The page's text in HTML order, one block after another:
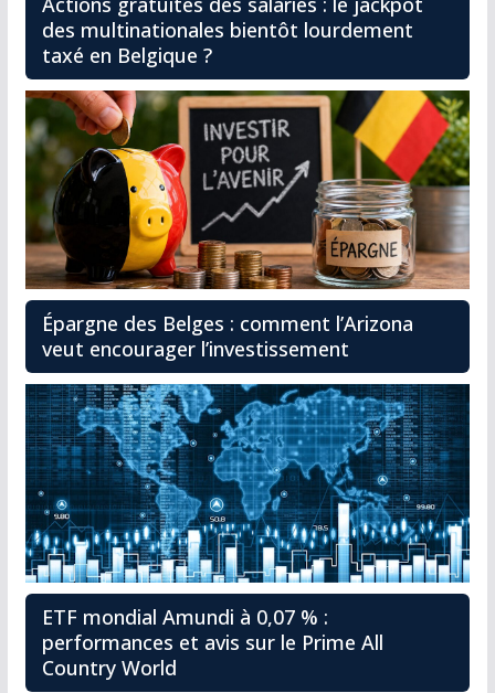
des multinationales bientôt lourdement
taxé en Belgique ?
Épargne des Belges : comment l’Arizona
veut encourager l’investissement
ETF mondial Amundi à 0,07 % :
performances et avis sur le Prime All
Country World